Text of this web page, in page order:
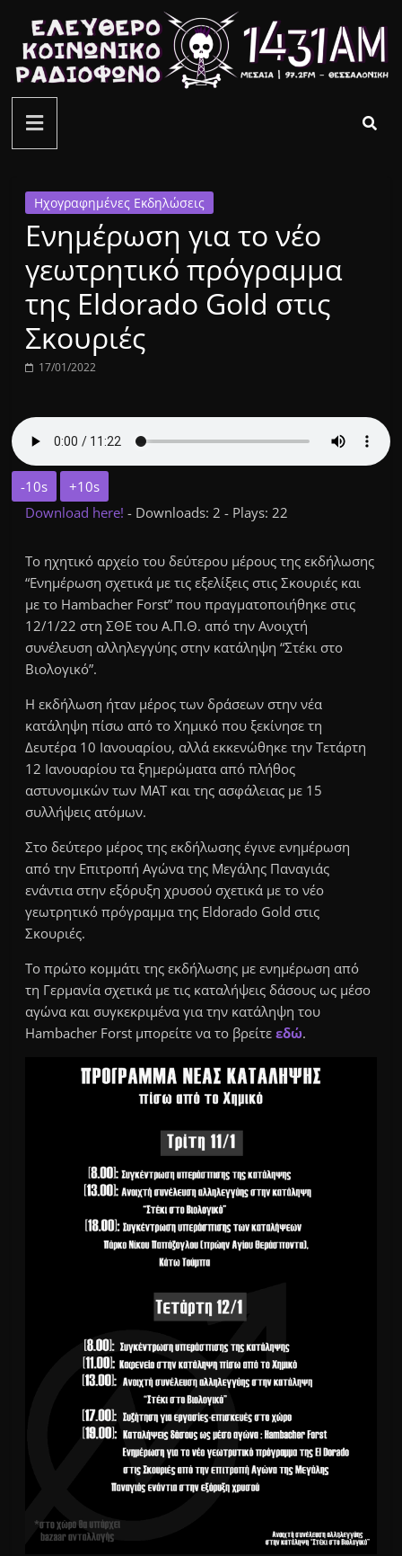
περιεχόμενο
ελεύθερο
κοινωνικό
ραδιόφωνο
1431AM
Ηχογραφημένες Εκδηλώσεις
Ενημέρωση για το νέο
γεωτρητικό πρόγραμμα
της Eldorado Gold στις
Σκουριές
17/01/2022
-10s
+10s
Download here!- Downloads: 2 - Plays: 22
Το ηχητικό αρχείο του δεύτερου μέρους της εκδήλωσης
“Ενημέρωση σχετικά με τις εξελίξεις στις Σκουριές και
με το Hambacher Forst” που πραγματοποιήθηκε στις
12/1/22 στη ΣΘΕ του Α.Π.Θ. από την Ανοιχτή
συνέλευση αλληλεγγύης στην κατάληψη “Στέκι στο
Βιολογικό”.
Η εκδήλωση ήταν μέρος των δράσεων στην νέα
κατάληψη πίσω από το Χημικό που ξεκίνησε τη
Δευτέρα 10 Ιανουαρίου, αλλά εκκενώθηκε την Τετάρτη
12 Ιανουαρίου τα ξημερώματα από πλήθος
αστυνομικών των ΜΑΤ και της ασφάλειας με 15
συλλήψεις ατόμων.
Στο δεύτερο μέρος της εκδήλωσης έγινε ενημέρωση
από την Επιτροπή Αγώνα της Μεγάλης Παναγιάς
ενάντια στην εξόρυξη χρυσού σχετικά με το νέο
γεωτρητικό πρόγραμμα της Eldorado Gold στις
Σκουριές.
Το πρώτο κομμάτι της εκδήλωσης με ενημέρωση από
τη Γερμανία σχετικά με τις καταλήψεις δάσους ως μέσο
αγώνα και συγκεκριμένα για την κατάληψη του
Hambacher Forst μπορείτε να το βρείτεεδώ.